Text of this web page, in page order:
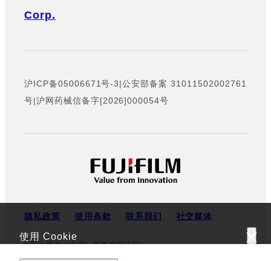
使用 Cookie
Corp.
沪ICP备05006671号-3|公安部备案 31011502002761
号|沪网药械信备字[2026]000054号
隐私政策 使用条款 联系我们 社交媒体
©富士胶片（中国）投资有限公司